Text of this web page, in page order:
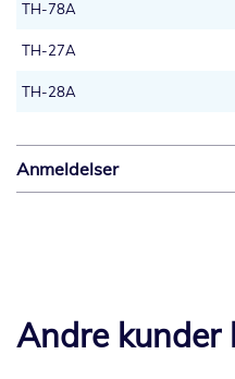
TH-78A
TH-27A
TH-28A
Anmeldelser
Andre kunder